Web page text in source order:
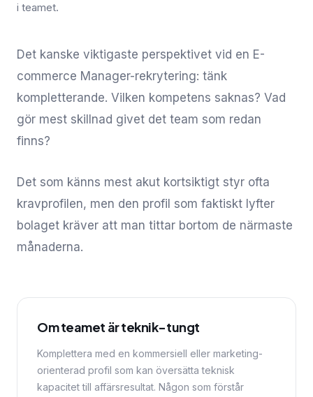
i teamet.
Det kanske viktigaste perspektivet vid en E-
commerce Manager-rekrytering: tänk
kompletterande. Vilken kompetens saknas? Vad
gör mest skillnad givet det team som redan
finns?
Det som känns mest akut kortsiktigt styr ofta
kravprofilen, men den profil som faktiskt lyfter
bolaget kräver att man tittar bortom de närmaste
månaderna.
Om teamet är teknik-tungt
Komplettera med en kommersiell eller marketing-
orienterad profil som kan översätta teknisk
kapacitet till affärsresultat. Någon som förstår